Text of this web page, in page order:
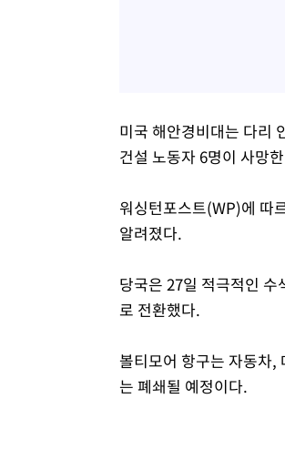
미국 해안경비대는 다리
건설 노동자 6명이 사망
워싱턴포스트(WP)에 따
알려졌다.
당국은 27일 적극적인
로 전환했다.
볼티모어 항구는 자동차,
는 폐쇄될 예정이다.